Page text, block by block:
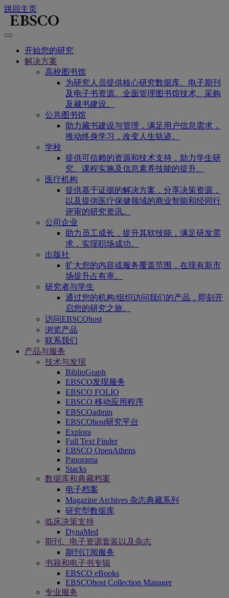
跳回主页
开始您的研究
解决方案
高校图书馆
为研究人员提供核心研究数据库、电子期刊
及电子书资源。全面管理图书馆技术、采购
及藏书建设。
公共图书馆
助力藏书建设与管理，满足用户信息需求，
推动终身学习，改变人生轨迹。
学校
提供可信赖的资源和技术支持，助力学生研
究、课程实施及信息素养技能的提升。
医疗机构
提供基于证据的解决方案，分享决策资源，
以及提供医疗保健领域的商业智能和经同行
评审的研究资讯。
公司企业
助力员工成长，提升其软技能，满足研发需
求，实现职场成功。
出版社
扩大您的内容或服务覆盖范围，在现有新市
场提升占有率。
研究者与学生
通过您的机构/组织访问我们的产品，即刻开
启您的研究之旅。
访问EBSCOhost
浏览产品
联系我们
产品与服务
技术与发现
BiblioGraph
EBSCO发现服务
EBSCO FOLIO
EBSCO 移动应用程序
EBSCOadmin
EBSCOhost研究平台
Explora
Full Text Finder
EBSCO OpenAthens
Panorama
Stacks
数据库和典藏档案
电子档案
Magazine Archives 杂志典藏系列
研究型数据库
临床决策支持
DynaMed
期刊、电子资源套装以及杂志
期刊订阅服务
书籍和电子书专辑
EBSCO eBooks
EBSCOhost Collection Manager
专业服务